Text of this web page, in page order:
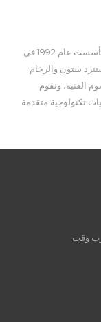
شركة النبيل ذ.م.م هي إحدى شركات مجموعة الزمار، تأسست عام 1992 في
ستون والرخام
الفنية، ونقوم
تكنولوجية متقدمة
وقت